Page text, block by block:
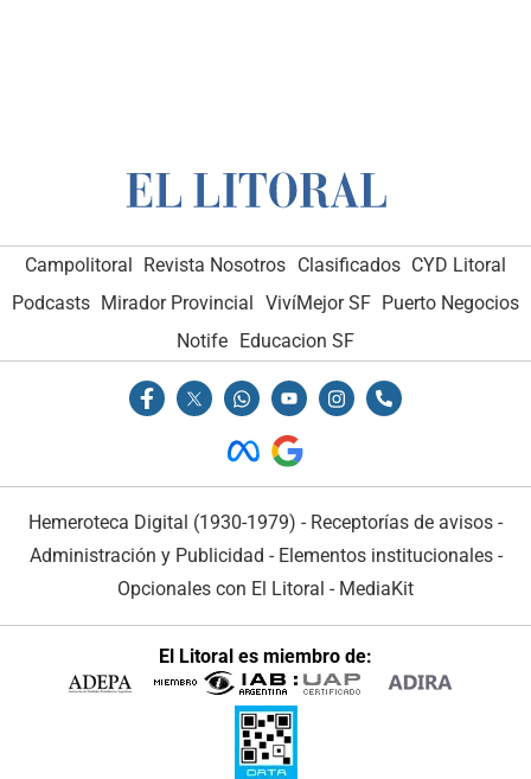
Campolitoral Revista Nosotros Clasificados CYD Litoral
Podcasts Mirador Provincial VivíMejor SF Puerto Negocios
Notife Educacion SF
Hemeroteca Digital (1930-1979) - Receptorías de avisos -
Administración y Publicidad - Elementos institucionales-
Opcionales con El Litoral - MediaKit
El Litoral es miembro de: